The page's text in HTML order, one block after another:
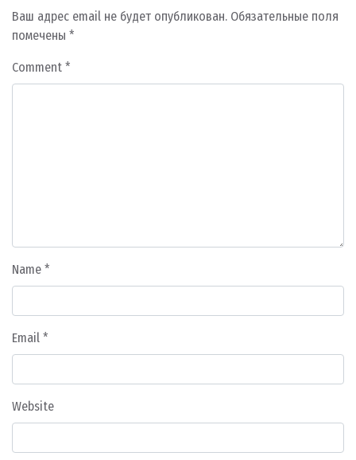
Ваш адрес email не будет опубликован. Обязательные поля
помечены *
Comment *
Name *
Email *
Website